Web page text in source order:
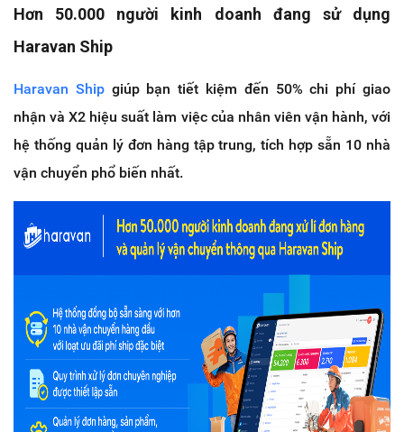
Hơn 50.000 người kinh doanh đang sử dụng
Haravan Ship
Haravan Shipgiúp bạn tiết kiệm đến 50% chi phí giao
nhận và X2 hiệu suất làm việc của nhân viên vận hành, với
hệ thống quản lý đơn hàng tập trung, tích hợp sẵn 10 nhà
vận chuyển phổ biến nhất.